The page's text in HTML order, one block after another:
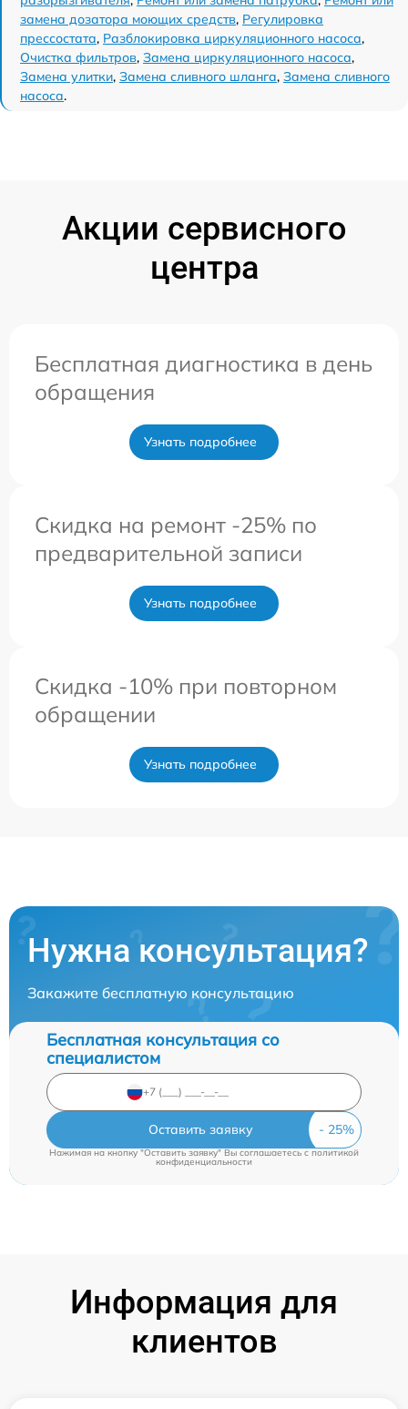
замена дозатора моющих средств, Регулировка
прессостата, Разблокировка циркуляционного насоса,
Очистка фильтров, Замена циркуляционного насоса,
Замена улитки, Замена сливного шланга, Замена сливного
насоса.
Акции сервисного
центра
Бесплатная диагностика в день
обращения
Узнать подробнее
Скидка на ремонт -25% по
предварительной записи
Узнать подробнее
Скидка -10% при повторном
обращении
Узнать подробнее
Нужна консультация?
Закажите бесплатную консультацию
Бесплатная консультация со
специалистом
Оставить заявку
Нажимая на кнопку "Оставить заявку" Вы соглашаетесь cполитикой
конфиденциальности
Информация для
клиентов